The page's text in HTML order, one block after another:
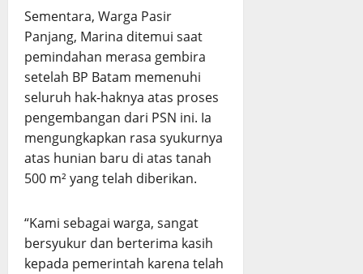
Sementara, Warga Pasir
Panjang, Marina ditemui saat
pemindahan merasa gembira
setelah BP Batam memenuhi
seluruh hak-haknya atas proses
pengembangan dari PSN ini. Ia
mengungkapkan rasa syukurnya
atas hunian baru di atas tanah
500 m² yang telah diberikan.
“Kami sebagai warga, sangat
bersyukur dan berterima kasih
kepada pemerintah karena telah